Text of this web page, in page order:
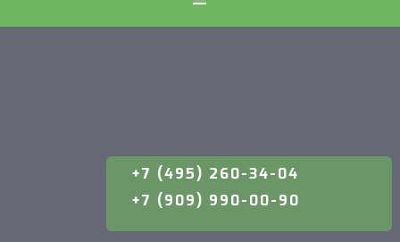
+7 (495) 260-34-04
+7 (909) 990-00-90